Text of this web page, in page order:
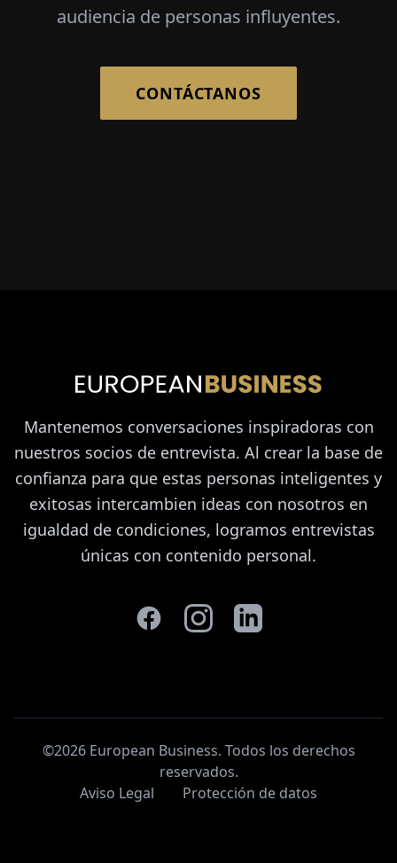
audiencia de personas influyentes.
CONTÁCTANOS
Mantenemos conversaciones inspiradoras con
nuestros socios de entrevista. Al crear la base de
confianza para que estas personas inteligentes y
exitosas intercambien ideas con nosotros en
igualdad de condiciones, logramos entrevistas
únicas con contenido personal.
©2026 European Business. Todos los derechos
reservados.
Aviso Legal
Protección de datos